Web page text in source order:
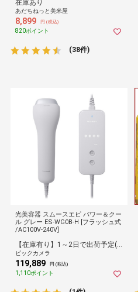
在庫あり
あだちねっと美米屋
8,899 円 (税込)
820ポイント
(38件)
光美容器 スムースエピ パワー＆クー
ル グレー ES-WG0B-H [フラッシュ式
/AC100V-240V]
ビックカメラ
119,889 円 (税込)
1,110ポイント